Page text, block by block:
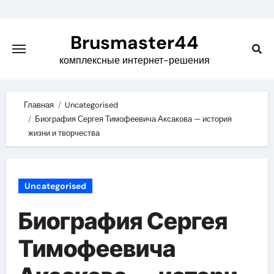
content
Brusmaster44
комплексные интернет-решения
Главная
Uncategorised
Биография Сергея Тимофеевича Аксакова — история
жизни и творчества
Uncategorised
Биография Сергея
Тимофеевича